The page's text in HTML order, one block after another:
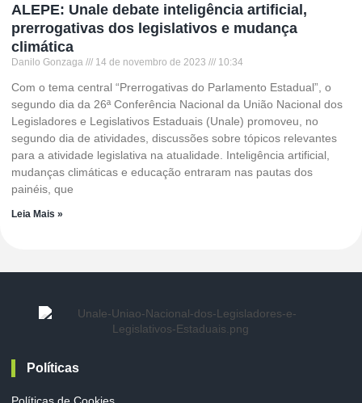
ALEPE: Unale debate inteligência artificial,
prerrogativas dos legislativos e mudança
climática
Danilo Gonzaga 14 de novembro de 2023 10:34
Com o tema central “Prerrogativas do Parlamento Estadual”, o
segundo dia da 26ª Conferência Nacional da União Nacional dos
Legisladores e Legislativos Estaduais (Unale) promoveu, no
segundo dia de atividades, discussões sobre tópicos relevantes
para a atividade legislativa na atualidade. Inteligência artificial,
mudanças climáticas e educação entraram nas pautas dos
painéis, que
Leia Mais »
Políticas